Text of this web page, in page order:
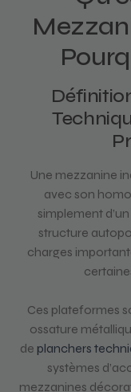
Une mezzanine
avec son
simplement
structure
charges
Ces plateformes
ossature
de planchers
systèmes
mezzanines